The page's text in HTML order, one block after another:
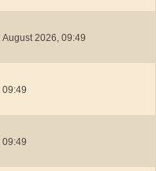
August 2026, 09:49
09:49
09:49